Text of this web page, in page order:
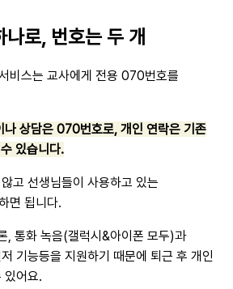
로, 번호는 두 개
비스는 교사에게 전용 070번호를
나 상담은 070번호로, 개인 연락은 기존
있습니다.
고 선생님들이 사용하고 있는
면 됩니다.
, 통화 녹음(갤럭시&아이폰 모두)과
기능등을 지원하기 때문에 퇴근 후 개인
있어요.